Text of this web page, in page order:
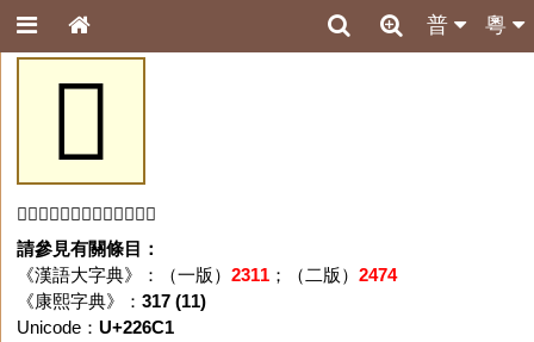
粵
普
𢛁
「𢛁」字未收錄於本資料庫。
請參見有關條目：
《漢語大字典》：（一版） 2311；（二版） 2474
《康熙字典》： 317 (11)
Unicode： U+226C1